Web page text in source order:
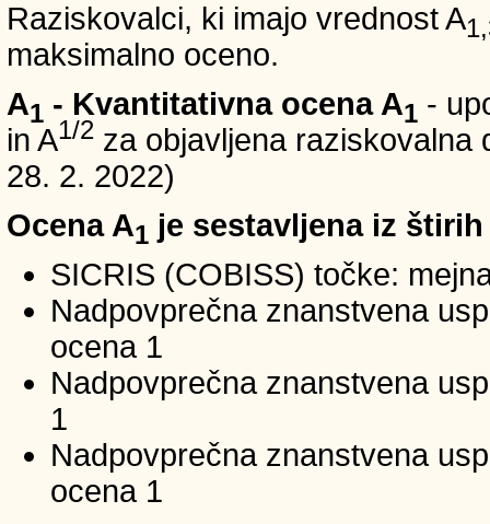
Raziskovalci, ki imajo vrednost A
maksimalno oceno.
A1 - Kvantitativna ocena A1 -
in A1/2 za objavljena raziskovalna
28. 2. 2022)
Ocena A1 je sestavljena iz
SICRIS (COBISS) točke:
Nadpovprečna znanstvena
ocena 1
Nadpovprečna znanstvena
1
Nadpovprečna znanstvena
ocena 1